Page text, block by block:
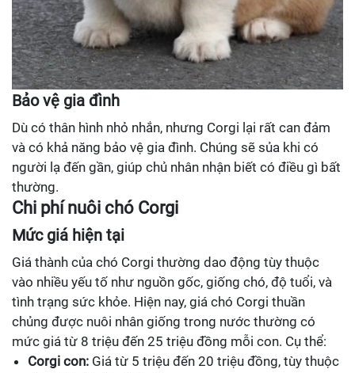
Bảo vệ gia đình
Dù có thân hình nhỏ nhắn, nhưng Corgi lại rất can đảm
và có khả năng bảo vệ gia đình. Chúng sẽ sủa khi có
người lạ đến gần, giúp chủ nhân nhận biết có điều gì bất
thường.
Chi phí nuôi chó Corgi
Mức giá hiện tại
Giá thành của chó Corgi thường dao động tùy thuộc
vào nhiều yếu tố như nguồn gốc, giống chó, độ tuổi, và
tình trạng sức khỏe. Hiện nay, giá chó Corgi thuần
chủng được nuôi nhân giống trong nước thường có
mức giá từ 8 triệu đến 25 triệu đồng mỗi con. Cụ thể:
Corgi con: Giá từ 5 triệu đến 20 triệu đồng, tùy thuộc